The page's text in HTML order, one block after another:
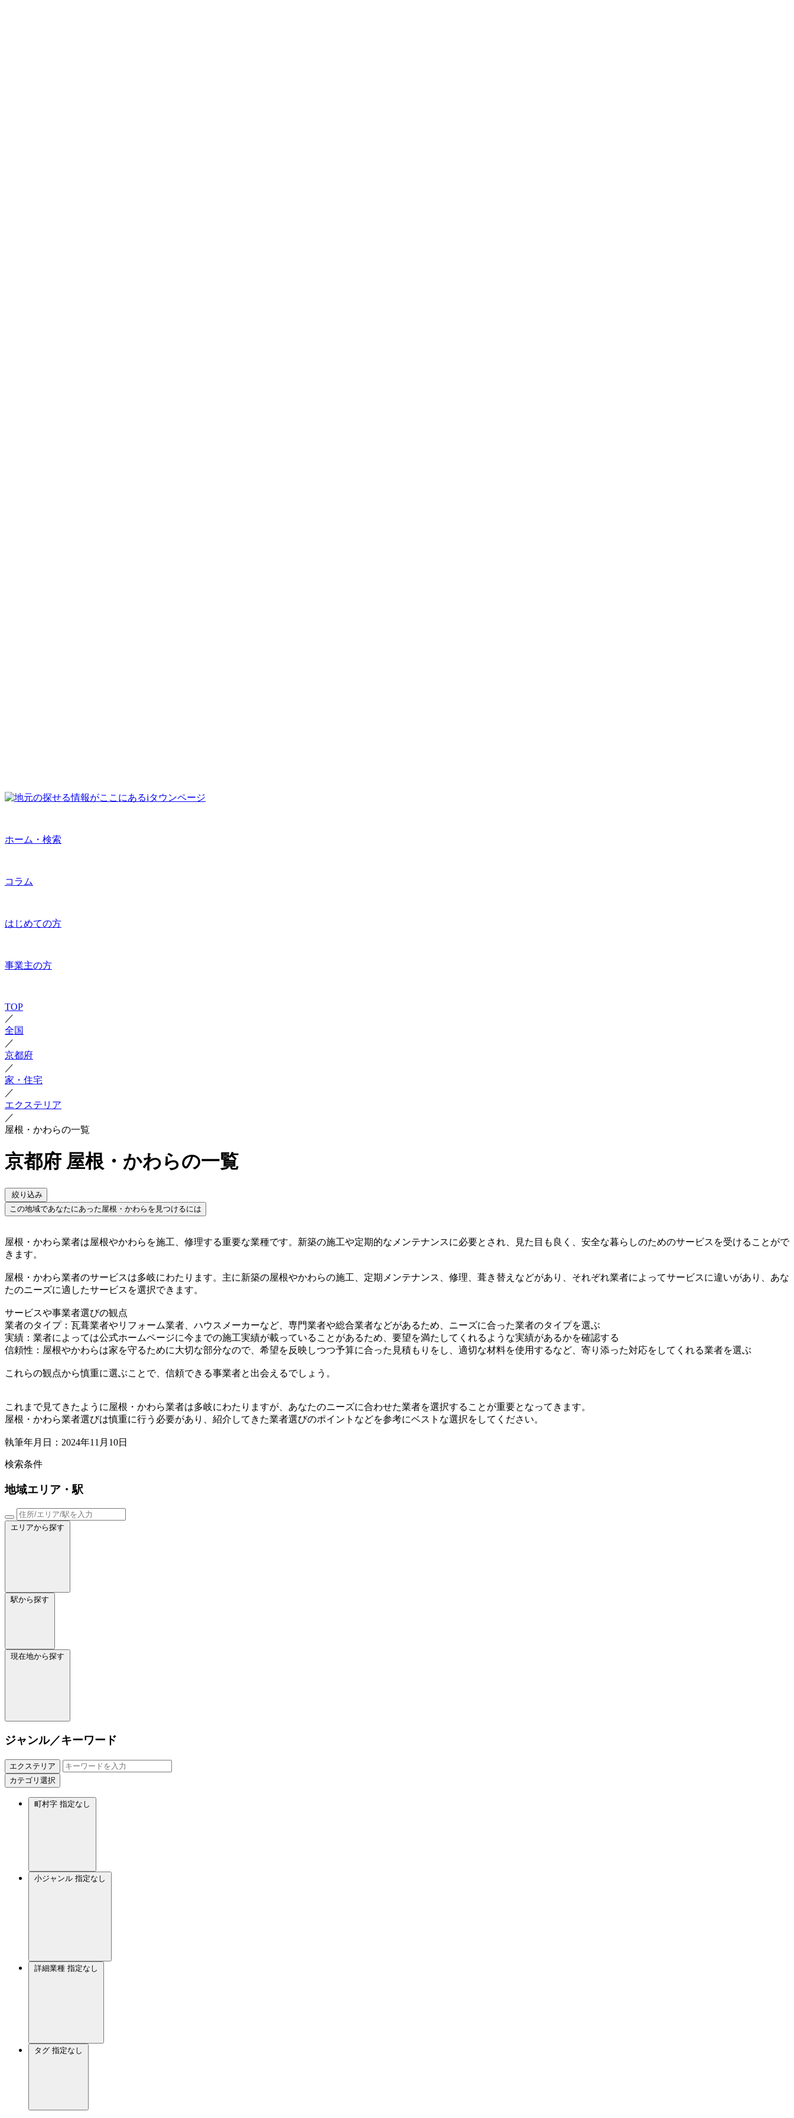
ホーム・検索
コラム
はじめての方
事業主の方
TOP
／
全国
／
京都府
／
家・住宅
／
エクステリア
／
屋根・かわらの一覧
京都府 屋根・かわらの一覧
絞り込み
この地域であなたにあった屋根・かわらを見つけるには
屋根・かわら業者は屋根やかわらを施工、修理する重要な業種です。新築の施工や定期的なメンテナンスに必要とされ、見た目も良く、安全な暮らしのためのサービスを受けることがで
きます。
屋根・かわら業者のサービスは多岐にわたります。主に新築の屋根やかわらの施工、定期メンテナンス、修理、葺き替えなどがあり、それぞれ業者によってサービスに違いがあり、あな
たのニーズに適したサービスを選択できます。
サービスや事業者選びの観点
業者のタイプ：瓦葺業者やリフォーム業者、ハウスメーカーなど、専門業者や総合業者などがあるため、ニーズに合った業者のタイプを選ぶ
実績：業者によっては公式ホームページに今までの施工実績が載っていることがあるため、要望を満たしてくれるような実績があるかを確認する
信頼性：屋根やかわらは家を守るために大切な部分なので、希望を反映しつつ予算に合った見積もりをし、適切な材料を使用するなど、寄り添った対応をしてくれる業者を選ぶ
これらの観点から慎重に選ぶことで、信頼できる事業者と出会えるでしょう。
これまで見てきたように屋根・かわら業者は多岐にわたりますが、あなたのニーズに合わせた業者を選択することが重要となってきます。
屋根・かわら業者選びは慎重に行う必要があり、紹介してきた業者選びのポイントなどを参考にベストな選択をしてください。
執筆年月日：2024年11月10日
検索条件
地域エリア・駅
エリアから探す
駅から探す
現在地から探す
ジャンル／キーワード
エクステリア
カテゴリ選択
町村字 指定なし
小ジャンル 指定なし
詳細業種 指定なし
タグ 指定なし